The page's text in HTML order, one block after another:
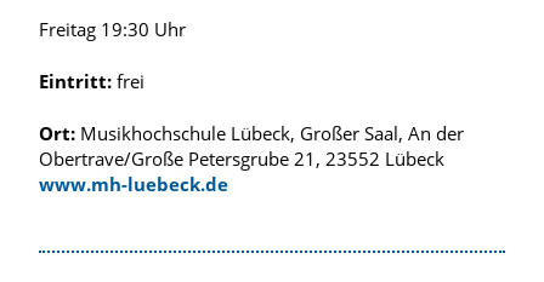
Freitag 19:30 Uhr
Eintritt: frei
Ort: Musikhochschule Lübeck, Großer Saal, An der
Obertrave/Große Petersgrube 21, 23552 Lübeck
www.mh-luebeck.de